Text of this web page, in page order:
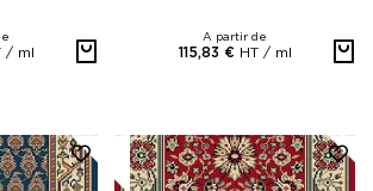
/ ml
A partir de
115,83 € HT / ml